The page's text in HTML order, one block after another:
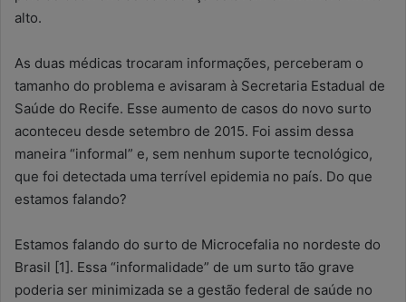
alto.
As duas médicas trocaram informações, perceberam o
tamanho do problema e avisaram à Secretaria Estadual de
Saúde do Recife. Esse aumento de casos do novo surto
aconteceu desde setembro de 2015. Foi assim dessa
maneira “informal” e, sem nenhum suporte tecnológico,
que foi detectada uma terrível epidemia no país. Do que
estamos falando?
Estamos falando do surto de Microcefalia no nordeste do
Brasil [1]. Essa “informalidade” de um surto tão grave
poderia ser minimizada se a gestão federal de saúde no